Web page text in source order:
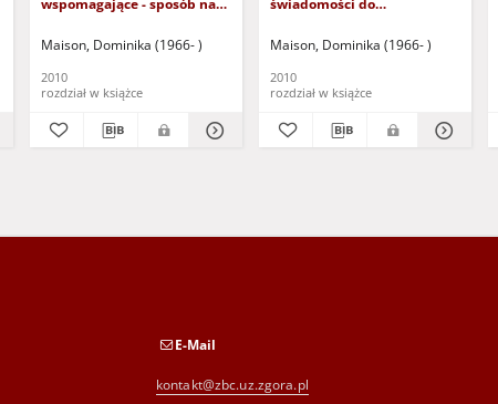
wspomagające - sposób na
zalogowaniu tylko dla osób z
Maison, Dominika (1966- )
2010
rozdział w książce
świadomości do
tylko dla osób z dysfunkcją
Maison, Dominika (1966- )
2010
rozdział w książce
E-Mail
kontakt@zbc.uz.zgora.pl